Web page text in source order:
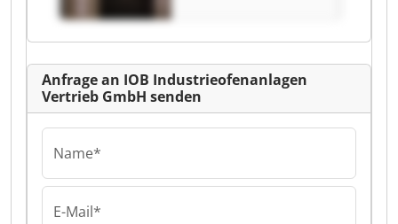
Anfrage an IOB Industrieofenanlagen
Vertrieb GmbH senden
Name*
E-Mail*